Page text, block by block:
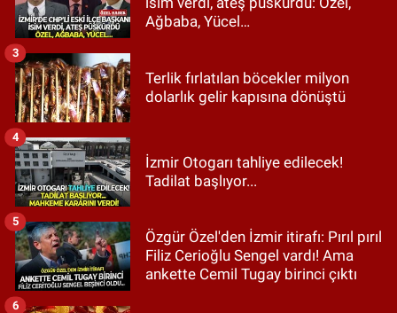
Ağbaba, Yücel…
Terlik fırlatılan böcekler milyon
dolarlık gelir kapısına dönüştü
3
İzmir Otogarı tahliye edilecek!
Tadilat başlıyor...
4
Özgür Özel'den İzmir itirafı: Pırıl pırıl
Filiz Cerioğlu Sengel vardı! Ama
ankette Cemil Tugay birinci çıktı
5
6